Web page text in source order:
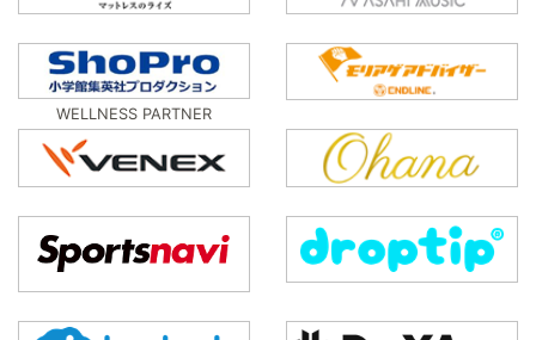
WELLNESS PARTNER